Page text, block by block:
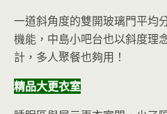
一道斜角度的雙開玻璃門平均
機能，中島小吧台也以斜度理
計，多人聚餐也夠用！
精品大更衣室